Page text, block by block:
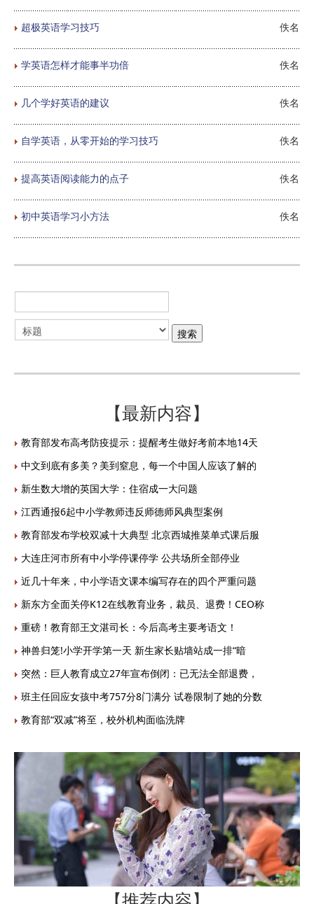
超极英语学习技巧 佚名
学英语怎样才能事半功倍 佚名
几个学好英语的建议 佚名
自学英语，从零开始的学习技巧 佚名
提高英语阅读能力的点子 佚名
初中英语学习小方法 佚名
【最新内容】
教育部发布高考防疫提示：提醒考生做好考前本地14天
中文到底有多美？美到窒息，每一个中国人应该了解的
新生数大增的英国大学：住宿成一大问题
江西通报6起中小学教师违反师德师风典型案例
教育部发布学校双减十大典型 北京西城推菜单式课后服
大连庄河市所有中小学停课停学 公共场所全部停业
近几十年来，中小学语文课本编写存在的四个严重问题
新东方全面关停K12在线教育业务，裁员、退费！CEO称
重磅！教育部王文湛司长：今后高考主要考语文！
神兽归笼!小学开学第一天 新生家长贴墙站成一排“暗
突然：巨人教育成立27年宣布倒闭：已无法全部退费，
班主任回应女孩中考757分8门满分 试卷限制了她的分数
教育部“双减”将至，校外机构面临洗牌